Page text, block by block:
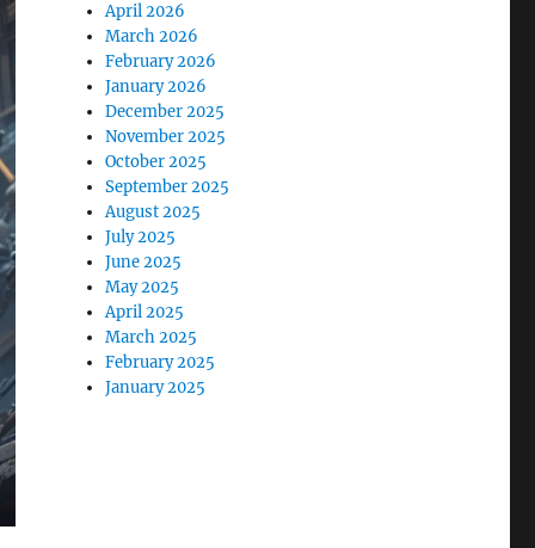
April 2026
March 2026
February 2026
January 2026
December 2025
November 2025
October 2025
September 2025
August 2025
July 2025
June 2025
May 2025
April 2025
March 2025
February 2025
January 2025